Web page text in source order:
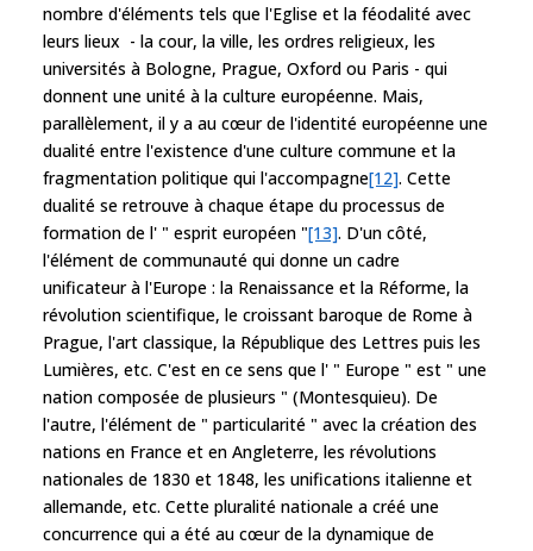
nombre d'éléments tels que l'Eglise et la féodalité avec
leurs lieux - la cour, la ville, les ordres religieux, les
universités à Bologne, Prague, Oxford ou Paris - qui
donnent une unité à la culture européenne. Mais,
parallèlement, il y a au cœur de l'identité européenne une
dualité entre l'existence d'une culture commune et la
fragmentation politique qui l'accompagne[12]. Cette
dualité se retrouve à chaque étape du processus de
formation de l' " esprit européen "[13]. D'un côté,
l'élément de communauté qui donne un cadre
unificateur à l'Europe : la Renaissance et la Réforme, la
révolution scientifique, le croissant baroque de Rome à
Prague, l'art classique, la République des Lettres puis les
Lumières, etc. C'est en ce sens que l' " Europe " est " une
nation composée de plusieurs " (Montesquieu). De
l'autre, l'élément de " particularité " avec la création des
nations en France et en Angleterre, les révolutions
nationales de 1830 et 1848, les unifications italienne et
allemande, etc. Cette pluralité nationale a créé une
concurrence qui a été au cœur de la dynamique de